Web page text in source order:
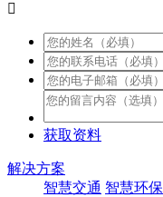

获取资料
解决方案
智慧交通 智慧环保